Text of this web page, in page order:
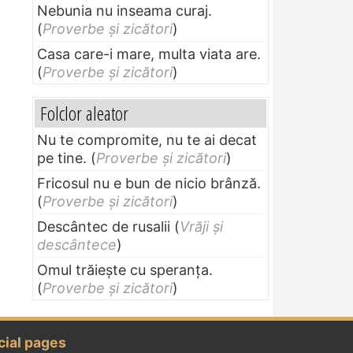
Nebunia nu inseama curaj.
(Proverbe și zicători)
Casa care-i mare, multa viata are.
(Proverbe și zicători)
Folclor aleator
Nu te compromite, nu te ai decat
pe tine. (Proverbe și zicători)
Fricosul nu e bun de nicio brânză.
(Proverbe și zicători)
Descântec de rusalii (Vrăji și
descântece)
Omul trăieşte cu speranţa.
(Proverbe și zicători)
pages